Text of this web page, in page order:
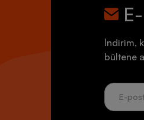
İndirim,
bültene